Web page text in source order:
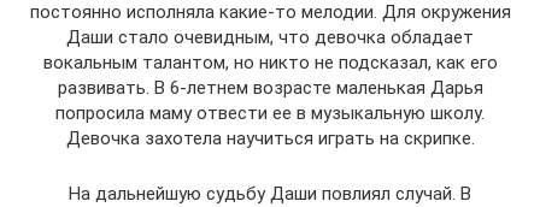
постоянно исполняла какие-то мелодии. Для окружения
Даши стало очевидным, что девочка обладает
вокальным талантом, но никто не подсказал, как его
развивать. В 6-летнем возрасте маленькая Дарья
попросила маму отвести ее в музыкальную школу.
Девочка захотела научиться играть на скрипке.
На дальнейшую судьбу Даши повлиял случай. В